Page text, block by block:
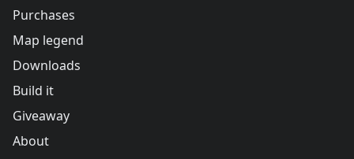
Purchases
Map legend
Downloads
Build it
Giveaway
About